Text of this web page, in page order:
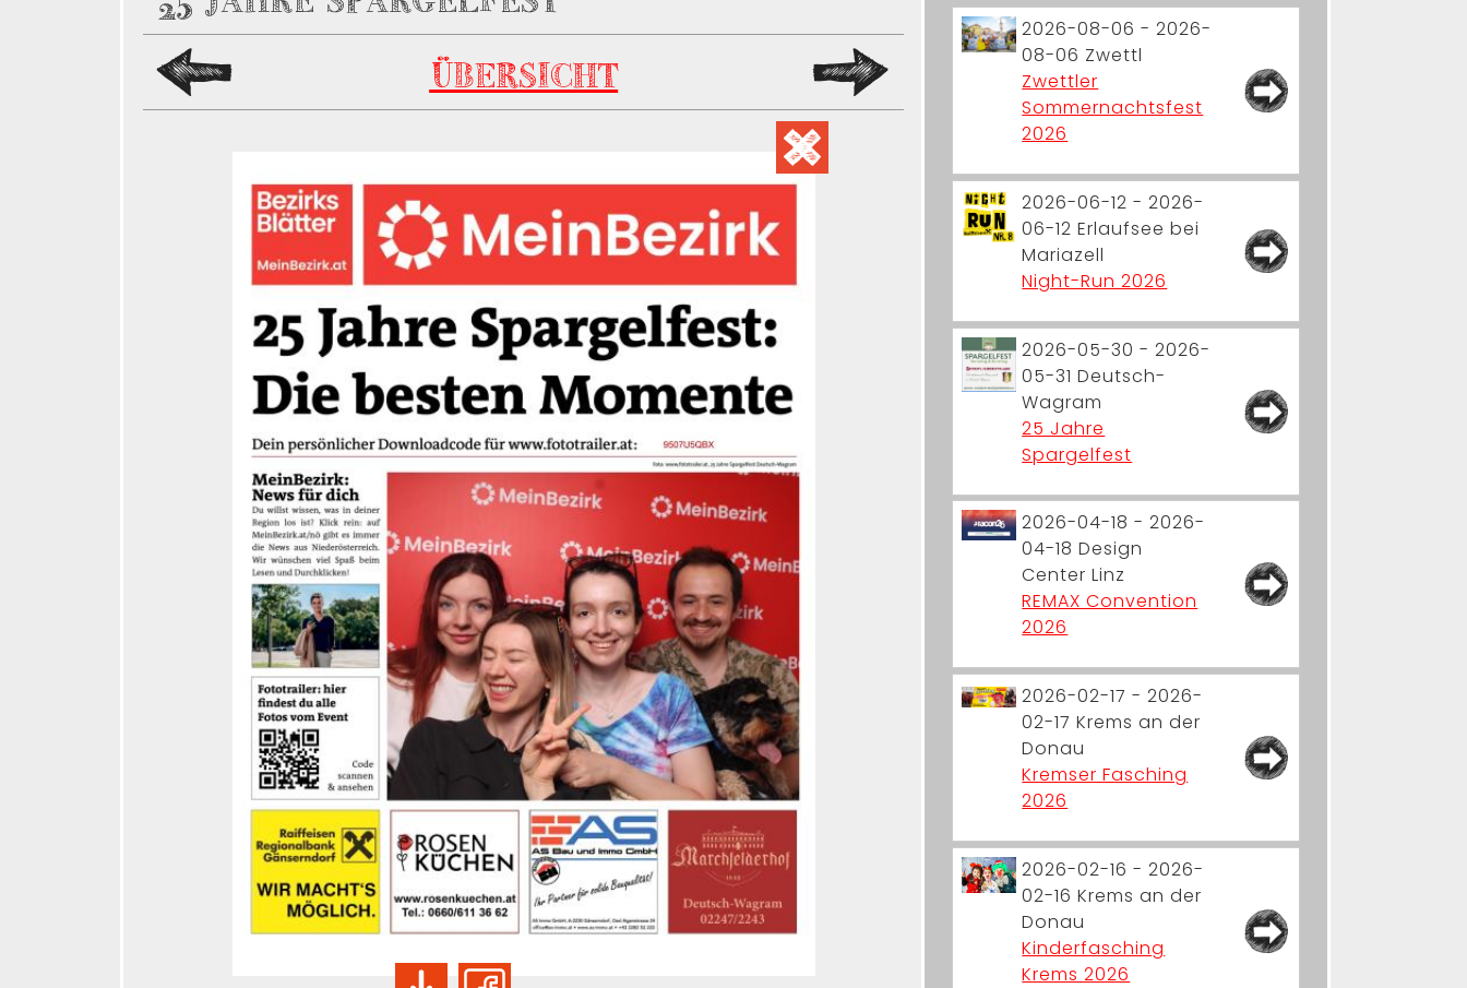
ÜBERSICHT
2026-08-06 - 2026-
08-06 Zwettl
Zwettler
Sommernachtsfest
2026
2026-06-12 - 2026-
06-12 Erlaufsee bei
Mariazell
Night-Run 2026
2026-05-30 - 2026-
05-31 Deutsch-
Wagram
25 Jahre
Spargelfest
2026-04-18 - 2026-
04-18 Design
Center Linz
REMAX Convention
2026
2026-02-17 - 2026-
02-17 Krems an der
Donau
Kremser Fasching
2026
2026-02-16 - 2026-
02-16 Krems an der
Donau
Kinderfasching
Krems 2026